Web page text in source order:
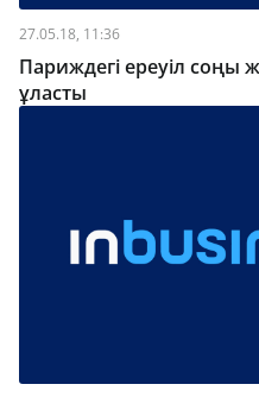
27.05.18, 11:36
Париждегі ереуіл соңы
ұласты